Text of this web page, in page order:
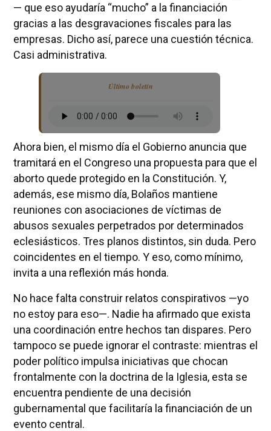
— que eso ayudaría “mucho” a la financiación
gracias a las desgravaciones fiscales para las
empresas. Dicho así, parece una cuestión técnica.
Casi administrativa.
Último boletín
Ahora bien, el mismo día el Gobierno anuncia que
tramitará en el Congreso una propuesta para que el
aborto quede protegido en la Constitución. Y,
además, ese mismo día, Bolaños mantiene
reuniones con asociaciones de víctimas de
abusos sexuales perpetrados por determinados
eclesiásticos. Tres planos distintos, sin duda. Pero
coincidentes en el tiempo. Y eso, como mínimo,
invita a una reflexión más honda.
No hace falta construir relatos conspirativos —yo
no estoy para eso—. Nadie ha afirmado que exista
una coordinación entre hechos tan dispares. Pero
tampoco se puede ignorar el contraste: mientras el
poder político impulsa iniciativas que chocan
frontalmente con la doctrina de la Iglesia, esta se
encuentra pendiente de una decisión
gubernamental que facilitaría la financiación de un
evento central.